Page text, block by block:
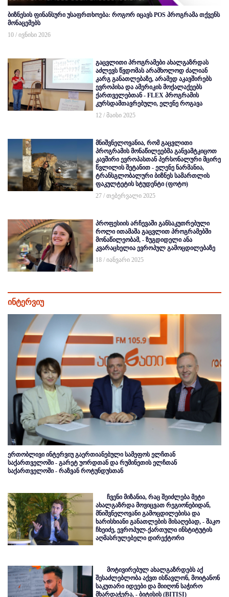
ბიზნესის ფინანსური უსაფრთხოება: როგორ იცავს POS პროგრამა თქვენს
მონაცემებს
10 / ივნისი 2026
გაცვლითი პროგრამები ახალგაზრდას
აძლევს წვდომას არამხოლოდ ძალიან
კარგ განათლებაზე, არამედ აკავშირებს
ევროპისა და ამერიკის მოქალაქეებს
ქართველებთან - FLEX პროგრამის
კურსდამთავრებული, ელენე როგავა
12 / მაისი 2025
მნიშვნელოვანია, რომ გაცვლითი
პროგრამის მონაწილეებმა განვამტკიცოთ
კავშირი ევროპასთან პერსონალური მცირე
წვლილის შეტანით - ელენე ნარმანია,
ტრანსგლობალური ბიზნეს სამართლის
ფაკულტეტის სტუდენტი (ფოტო)
27 / თებერვალი 2025
პროფესიის არჩევაში განსაკუთრებული
როლი ითამაშა გაცვლით პროგრამებში
მონაწილეობამ, - ზუგდიდელი ანა
კვარაცხელია ევროპულ გამოცდილებაზე
18 / იანვარი 2025
ინტერვიუ
ერთობლივი ინტერვიუ გაერთიანებული სამეფოს ელჩთან
საქართველოში - გარეტ უორდთან და რუმინეთის ელჩთან
საქართველოში - რაზვან როტუნდუსთან
ჩვენი მიზანია, რაც შეიძლება მეტი
ახალგაზრდა მოვიცვათ რეგიონებიდან,
მნიშვნელოვანი გამოცდილებისა და
ხარისხიანი განათლების მისაღებად, - შაკო
ჩხეიძე, ევროპულ-ქართული ინსტიტუტის
აღმასრულებელი დირექტორი
მოტივირებულ ახალგაზრდებს აქ
შესაძლებლობა აქვთ ისწავლონ, მოიტანონ
საკუთარი იდეები და მიიღონ საჭირო
მხარდაჭერა, - ბიტისის (BITISI)